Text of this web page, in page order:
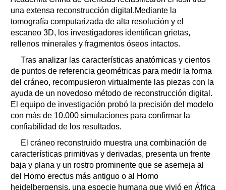
una extensa reconstrucción digital.Mediante la
tomografía computarizada de alta resolución y el
escaneo 3D, los investigadores identifican grietas,
rellenos minerales y fragmentos óseos intactos.
Tras analizar las características anatómicas y cientos
de puntos de referencia geométricas para medir la forma
del cráneo, recompusieron virtualmente las piezas con la
ayuda de un novedoso método de reconstrucción digital.
El equipo de investigación probó la precisión del modelo
con más de 10.000 simulaciones para confirmar la
confiabilidad de los resultados.
El cráneo reconstruido muestra una combinación de
características primitivas y derivadas, presenta un frente
baja y plana y un rostro prominente que se asemeja al
del Homo erectus más antiguo o al Homo
heidelbergensis, una especie humana que vivió en África